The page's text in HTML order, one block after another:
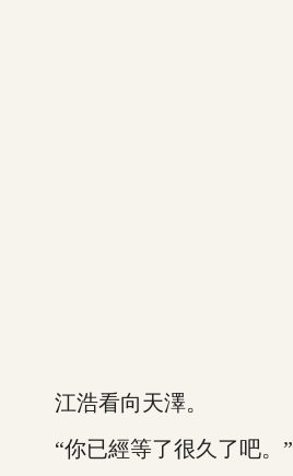
江浩看向天澤。
“你已經等了很久了吧。”